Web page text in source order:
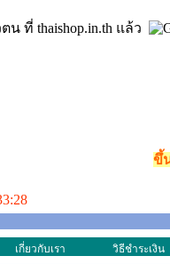
ขึ้
เกี่ยวกับเรา วิธีชำระเงิน